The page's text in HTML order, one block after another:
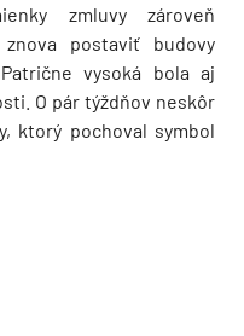
zmluvy zároveň
postaviť budovy
vysoká bola aj
O pár týždňov neskôr
ktorý pochoval symbol